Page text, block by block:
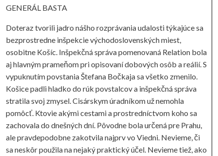
GENERÁL BASTA
Doteraz tvorili jadro nášho rozprávania udalosti týkajúce sa
bezprostredne inšpekcie východoslovenských miest,
osobitne Košíc. Inšpekčná správa pomenovaná Relation bola
aj hlavným prameňom pri opisovaní dobových osôb a reálií. S
vypuknutím povstania Štefana Bočkaja sa všetko zmenilo.
Košice padli hladko do rúk povstalcov a inšpekčná správa
stratila svoj zmysel. Cisárskym úradníkom už nemohla
pomôcť. Ktovie akými cestami a prostredníctvom koho sa
zachovala do dnešných dní. Pôvodne bola určená pre Prahu,
ale pravdepodobne zakotvila najprv vo Viedni. Nevieme, či
sa neskôr použila na nejaký praktický účel. Nevieme tiež, ako